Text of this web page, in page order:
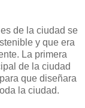
de la ciudad se
y que era
La primera
de la ciudad
que diseñara
la ciudad.